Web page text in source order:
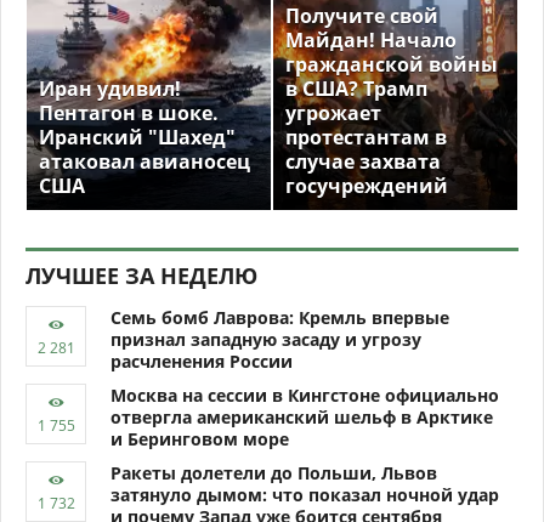
Иран удивил!
Пентагон в шоке.
Иранский "Шахед"
атаковал авианосец
США
Получите свой
Майдан! Начало
гражданской войны
в США? Трамп
угрожает
протестантам в
случае захвата
госучреждений
ЛУЧШЕЕ ЗА НЕДЕЛЮ
Семь бомб Лаврова: Кремль впервые
признал западную засаду и угрозу
расчленения России
Москва на сессии в Кингстоне официально
отвергла американский шельф в Арктике
и Беринговом море
Ракеты долетели до Польши, Львов
затянуло дымом: что показал ночной удар
и почему Запад уже боится сентября